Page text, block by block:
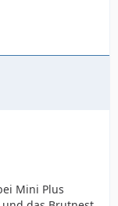
Mini Plus